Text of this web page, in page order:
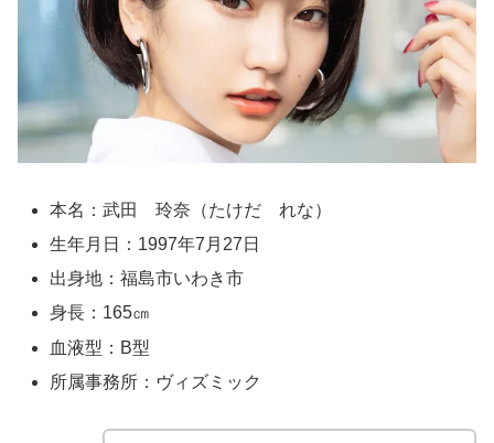
本名：武田 玲奈（たけだ れな）
生年月日：1997年7月27日
出身地：福島市いわき市
身長：165㎝
血液型：B型
所属事務所：ヴィズミック